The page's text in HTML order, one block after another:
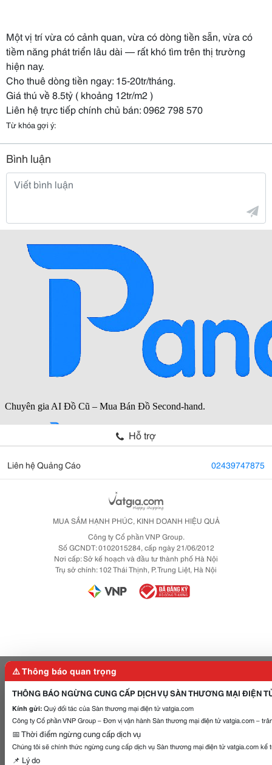
Một vị trí vừa có cảnh quan, vừa có dòng tiền sẵn, vừa có
tiềm năng phát triển lâu dài — rất khó tìm trên thị trường
hiện nay.
Cho thuê dòng tiền ngay: 15-20tr/tháng.
Giá thú về 8.5tỷ ( khoảng 12tr/m2 )
Liên hệ trực tiếp chính chủ bán: 0962 798 570
Từ khóa gợi ý:
Bình luận
Hỗ trợ
Liên hệ Quảng Cáo 02439747875
MUA SẮM HẠNH PHÚC, KINH DOANH HIỆU QUẢ
Công ty Cổ phần VNP Group.
Số GCNDT: 0102015284, cấp ngày 21/06/2012
Nơi cấp: Sở kế hoạch và đầu tư thành phố Hà Nội
Trụ sở chính: 102 Thái Thịnh, P. Trung Liệt, Hà Nội
⚠️ Thông báo quan trọng
THÔNG BÁO NGỪNG CUNG CẤP DỊCH VỤ SÀN THƯƠNG MẠI ĐIỆN
Kính gửi:Quý đối tác của Sàn thương mại điện tử vatgia.com
Công ty Cổ phần VNP Group – Đơn vị vận hành Sàn thương mại điện tử vatgia.com –
📅 Thời điểm ngừng cung cấp dịch vụ
Chúng tôi sẽ chính thức ngừng cung cấp dịch vụ Sàn thương mại điện tử vatgia.com kể
📌 Lý do